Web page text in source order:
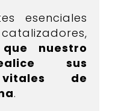
esenciales
nuestro
sus
de
.